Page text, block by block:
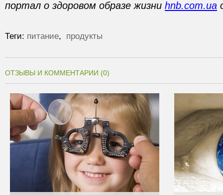
портал о здоровом образе жизни hnb.com.ua
Теги: питание, продукты
ОТЗЫВЫ И КОММЕНТАРИИ (0)